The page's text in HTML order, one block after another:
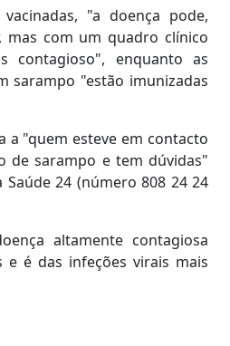
"a doença pode,
mas com um quadro clínico
contagioso", enquanto as
sarampo "estão imunizadas
a "quem esteve em contacto
de sarampo e tem dúvidas"
24 (número 808 24 24
altamente contagiosa
e é das infeções virais mais